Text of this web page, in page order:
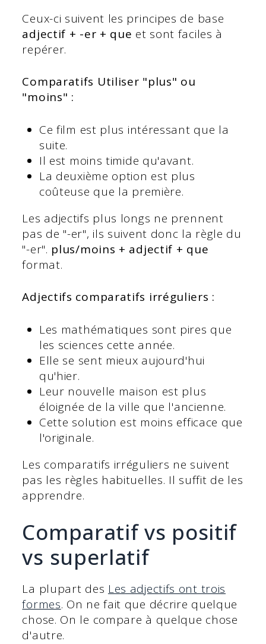
Ceux-ci suivent les principes de base
adjectif + -er + que et sont faciles à
repérer.
Comparatifs Utiliser "plus" ou
"moins" :
Ce film est plus intéressant que la
suite.
Il est moins timide qu'avant.
La deuxième option est plus
coûteuse que la première.
Les adjectifs plus longs ne prennent
pas de "-er", ils suivent donc la règle du
"-er". plus/moins + adjectif + que
format.
Adjectifs comparatifs irréguliers :
Les mathématiques sont pires que
les sciences cette année.
Elle se sent mieux aujourd'hui
qu'hier.
Leur nouvelle maison est plus
éloignée de la ville que l'ancienne.
Cette solution est moins efficace que
l'originale.
Les comparatifs irréguliers ne suivent
pas les règles habituelles. Il suffit de les
apprendre.
Comparatif vs positif
vs superlatif
La plupart des Les adjectifs ont trois
formes. On ne fait que décrire quelque
chose. On le compare à quelque chose
d'autre.